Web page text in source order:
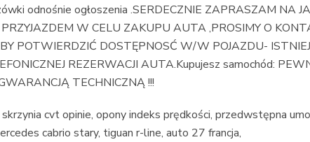
odnośnie ogłoszenia .SERDECZNIE ZAPRASZAM NA
W CELU ZAKUPU AUTA ,PROSIMY O
POTWIERDZIĆ DOSTĘPNOSĆ W/W POJAZDU-
REZERWACJI AUTA.Kupujesz samochód:
TECHNICZNĄ !!!
cvt opinie, opony indeks prędkości, przedwstępna
cabrio stary, tiguan r-line, auto 27 francja,